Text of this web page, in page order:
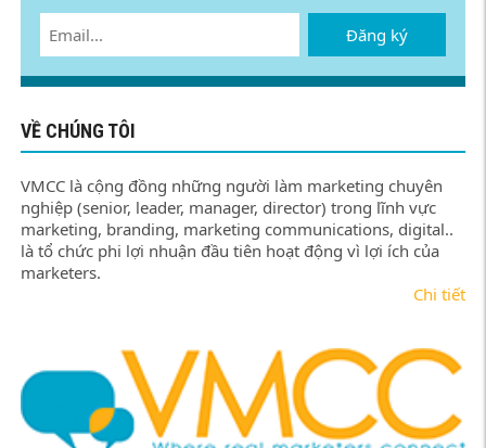
Đăng ký
VỀ CHÚNG TÔI
VMCC là cộng đồng những người làm marketing chuyên
nghiệp (senior, leader, manager, director) trong lĩnh vực
marketing, branding, marketing communications, digital..
là tổ chức phi lợi nhuận đầu tiên hoạt động vì lợi ích của
marketers.
Chi tiết